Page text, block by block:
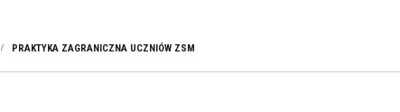
PRAKTYKA ZAGRANICZNA UCZNIÓW ZSM